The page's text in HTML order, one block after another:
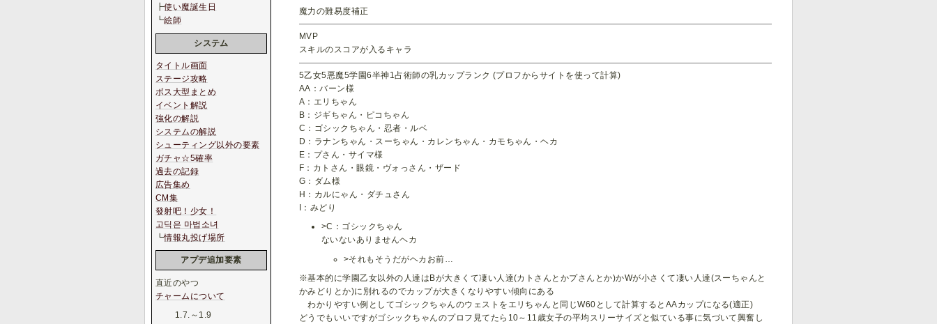
魔力の難易度補正
MVP
スキルのスコアが入るキャラ
5乙女5悪魔5学園6半神1占術師の乳カップランク (プロフからサイトを使って計算)
AA：バーン様
A：エリちゃん
B：ジギちゃん・ピコちゃん
C：ゴシックちゃん・忍者・ルベ
D：ラナンちゃん・スーちゃん・カレンちゃん・カモちゃん・ヘカ
E：プさん・サイマ様
F：カトさん・眼鏡・ヴォっさん・ザード
G：ダム様
H：カルにゃん・ダチュさん
I：みどり
>C：ゴシックちゃん
ないないありませんヘカ
>それもそうだがヘカお前…
※基本的に学園乙女以外の人達はBが大きくて凄い人達(カトさんとかプさんとか)かWが小さくて凄い人達(スーちゃんと
かみどりとか)に別れるのでカップが大きくなりやすい傾向にある
わかりやすい例としてゴシックちゃんのウェストをエリちゃんと同じW60として計算するとAAカップになる(適正)
どうでもいいですがゴシックちゃんのプロフ見てたら10～11歳女子の平均スリーサイズと似ている事に気づいて興奮し
┣使い魔誕生日
┗絵師
システム
タイトル画面
ステージ攻略
ボス大型まとめ
イベント解説
強化の解説
システムの解説
シューティング以外の要素
ガチャ☆5確率
過去の記録
広告集め
CM集
發射吧！少女！
고딕은 마법소녀
┗情報丸投げ場所
アプデ追加要素
直近のやつ
チャームについて
1.7.～1.9